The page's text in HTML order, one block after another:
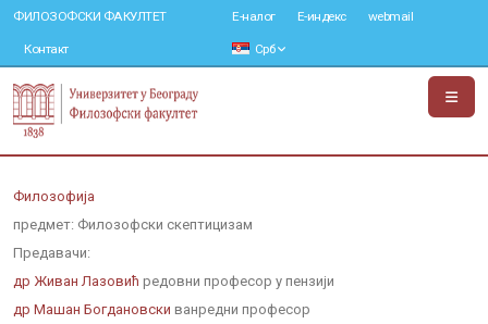
ФИЛОЗОФСКИ ФАКУЛТЕТ
Контакт
Е-налог Е-индекс webmail
Срб
Филозофија
предмет: Филозофски скептицизам
Предавачи:
др Живан Лазовић редовни професор у пензији
др Машан Богдановски ванредни професор